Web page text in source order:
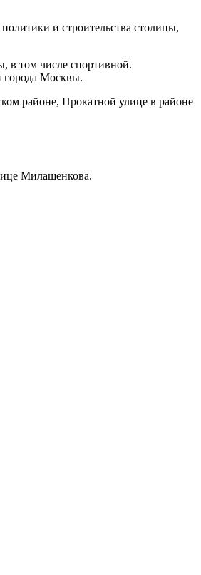
и строительства столицы,
в том числе спортивной.
города Москвы.
районе, Прокатной улице в районе
Милашенкова.